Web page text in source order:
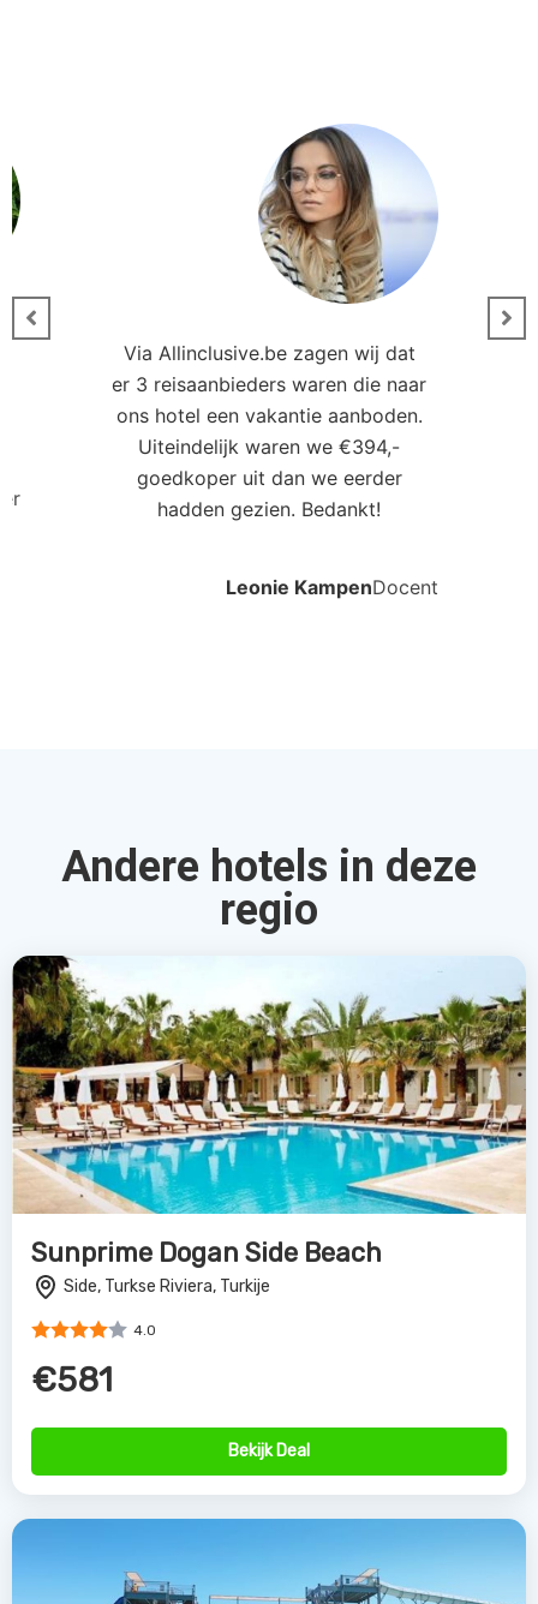
Via Allinclusive.be zagen wij dat
er 3 reisaanbieders waren die naar
ons hotel een vakantie aanboden.
Uiteindelijk waren we €394,-
goedkoper uit dan we eerder
hadden gezien. Bedankt!
Leonie KampenDocent
Andere hotels in deze
regio
Sunprime Dogan Side Beach
Side, Turkse Riviera, Turkije
4.0
€581
Bekijk Deal